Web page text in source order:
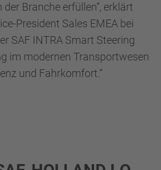
Branche erfüllen“, erklärt
President Sales EMEA bei
SAF INTRA Smart Steering
im modernen Transportwesen
und Fahrkomfort.“